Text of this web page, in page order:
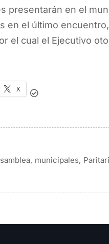
presentarán en el
en el último
el cual el Ejecutivo
X
, municipales,